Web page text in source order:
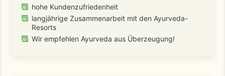
hohe Kundenzufriedenheit
langjährige Zusammenarbeit mit den Ayurveda-
Resorts
Wir empfehlen Ayurveda aus Überzeugung!